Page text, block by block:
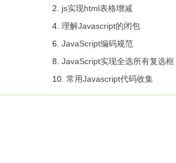
2. js实现html表格增减
4. 理解Javascript的闭包
6. JavaScript编码规范
8. JavaScript实现全选所有复选框
10. 常用Javascript代码收集